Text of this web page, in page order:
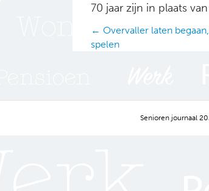
70 jaar zijn in plaats
Posts
navigation
← Overvaller laten
spelen
Senioren journaal